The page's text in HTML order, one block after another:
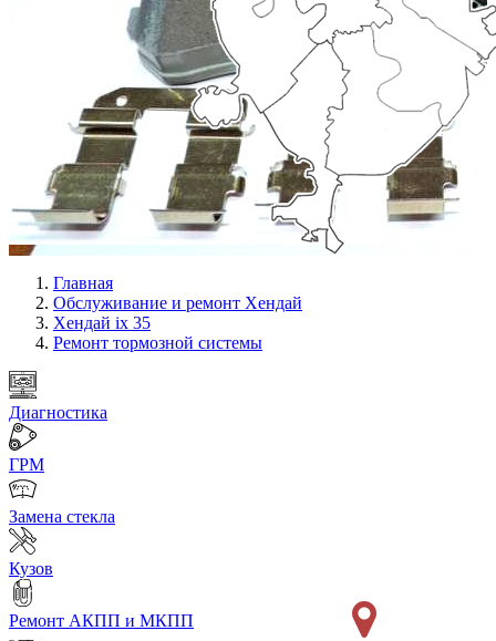
Главная
Обслуживание и ремонт Хендай
Хендай ix 35
Ремонт тормозной системы
Диагностика
ГРМ
Замена стекла
Кузов
Ремонт АКПП и МКПП